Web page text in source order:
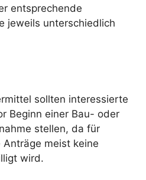
entsprechende
jeweils unterschiedlich
sollten interessierte
Beginn einer Bau- oder
stellen, da für
meist keine
wird.